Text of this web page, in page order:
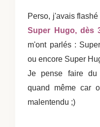
Perso, j'avais flashé
Super Hugo, dès
m'ont parlés :
ou encore Super
Je pense faire du
quand même car
malentendu ;)